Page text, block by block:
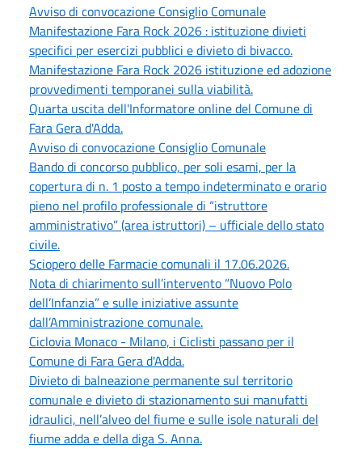
Avviso di convocazione Consiglio Comunale
Manifestazione Fara Rock 2026 : istituzione divieti
specifici per esercizi pubblici e divieto di bivacco.
Manifestazione Fara Rock 2026 istituzione ed adozione
provvedimenti temporanei sulla viabilità.
Quarta uscita dell'Informatore online del Comune di
Fara Gera d'Adda.
Avviso di convocazione Consiglio Comunale
Bando di concorso pubblico, per soli esami, per la
copertura di n. 1 posto a tempo indeterminato e orario
pieno nel profilo professionale di “istruttore
amministrativo” (area istruttori) – ufficiale dello stato
civile.
Sciopero delle Farmacie comunali il 17.06.2026.
Nota di chiarimento sull’intervento “Nuovo Polo
dell’Infanzia” e sulle iniziative assunte
dall’Amministrazione comunale.
Ciclovia Monaco - Milano, i Ciclisti passano per il
Comune di Fara Gera d'Adda.
Divieto di balneazione permanente sul territorio
comunale e divieto di stazionamento sui manufatti
idraulici, nell’alveo del fiume e sulle isole naturali del
fiume adda e della diga S. Anna.